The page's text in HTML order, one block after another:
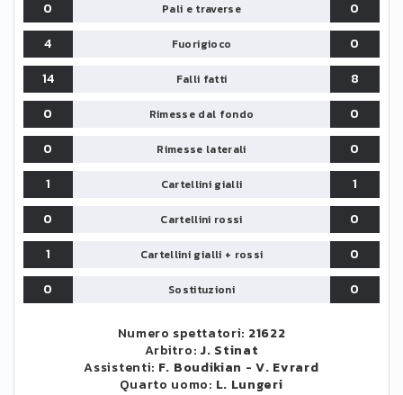
0 Pali e traverse
0
4
Fuorigioco
0
14
Falli fatti
8
0
Rimesse dal fondo
0
0
Rimesse laterali
0
1
Cartellini gialli
1
0
Cartellini rossi
0
1
Cartellini gialli + rossi
0
0
Sostituzioni 0
Numero spettatori: 21622
Arbitro: J. Stinat
Assistenti: F. Boudikian -V. Evrard
Quarto uomo: L. Lungeri